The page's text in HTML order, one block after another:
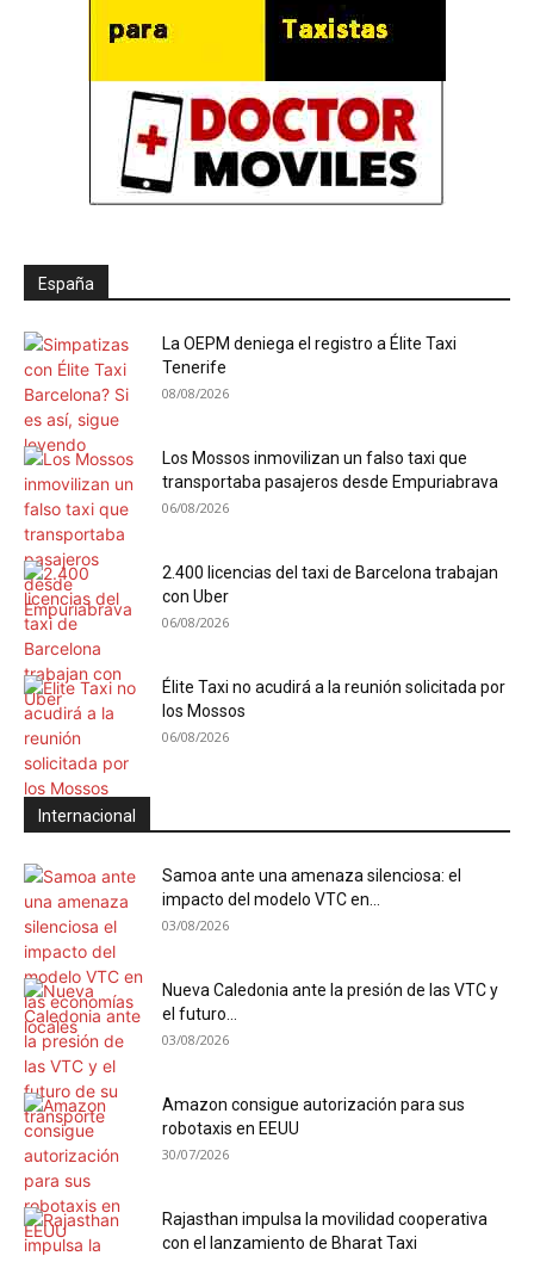
España
La OEPM deniega el registro a Élite Taxi
Tenerife
08/08/2026
Los Mossos inmovilizan un falso taxi que
transportaba pasajeros desde Empuriabrava
06/08/2026
2.400 licencias del taxi de Barcelona trabajan
con Uber
06/08/2026
Élite Taxi no acudirá a la reunión solicitada por
los Mossos
06/08/2026
Internacional
Samoa ante una amenaza silenciosa: el
impacto del modelo VTC en...
03/08/2026
Nueva Caledonia ante la presión de las VTC y
el futuro...
03/08/2026
Amazon consigue autorización para sus
robotaxis en EEUU
30/07/2026
Rajasthan impulsa la movilidad cooperativa
con el lanzamiento de Bharat Taxi